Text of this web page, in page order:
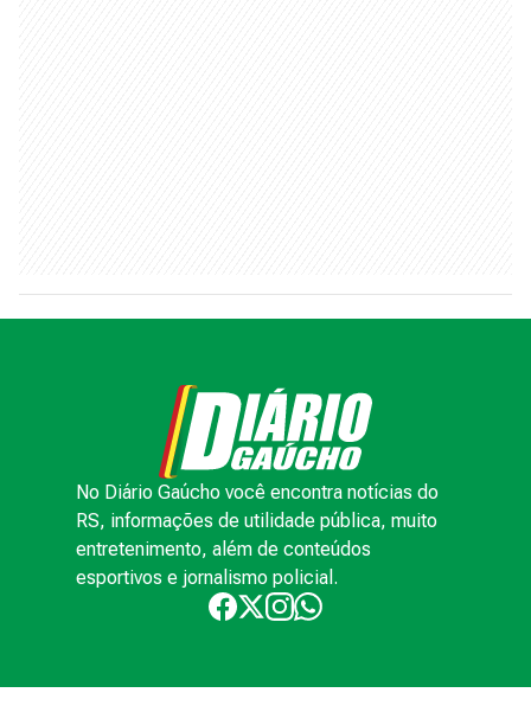
No Diário Gaúcho você encontra notícias do
RS, informações de utilidade pública, muito
entretenimento, além de conteúdos
esportivos e jornalismo policial.